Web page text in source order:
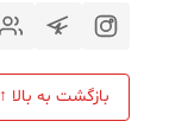
بازگشت به بالا ↑